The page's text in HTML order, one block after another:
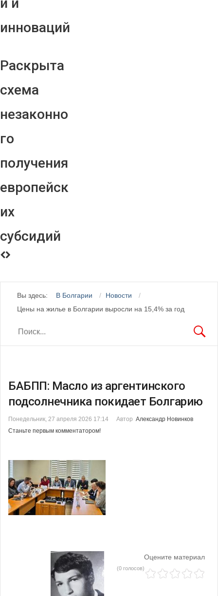
инноваций
Раскрыта
схема
незаконно
го
получения
европейск
их
субсидий
Вы здесь: В Болгарии
Новости
Цены на жилье в Болгарии выросли на 15,4% за год
БАБПП: Масло из аргентинского
подсолнечника покидает Болгарию
Понедельник, 27 апреля 2026 17:14 Автор Александр Новинков
Станьте первым комментатором!
Оцените материал
(0 голосов)